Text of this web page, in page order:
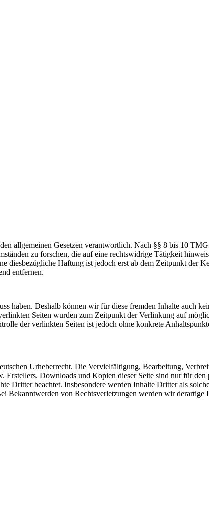
allgemeinen Gesetzen verantwortlich. Nach §§ 8 bis 10
zu forschen, die auf eine rechtswidrige Tätigkeit
diesbezügliche Haftung ist jedoch erst ab dem Zeitpunkt der
entfernen.
haben. Deshalb können wir für diese fremden Inhalte auch
Seiten wurden zum Zeitpunkt der Verlinkung auf
der verlinkten Seiten ist jedoch ohne konkrete
Urheberrecht. Die Vervielfältigung, Bearbeitung,
Downloads und Kopien dieser Seite sind nur für
Dritter beachtet. Insbesondere werden Inhalte Dritter als
Bekanntwerden von Rechtsverletzungen werden wir derartige